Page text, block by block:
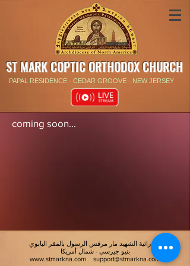
ST MARK COPTIC ORTHODOX CHURCH
PAPAL RESIDENCE - CEDAR GROOVE - NEW JERSEY
coming soon...
كاتدرائية الشهيد مار مرقس الرسول بالمقر البابوي
بنيو جيرسي - شمال أمريكا
www.stmarkna.com
support@stmarkna.com